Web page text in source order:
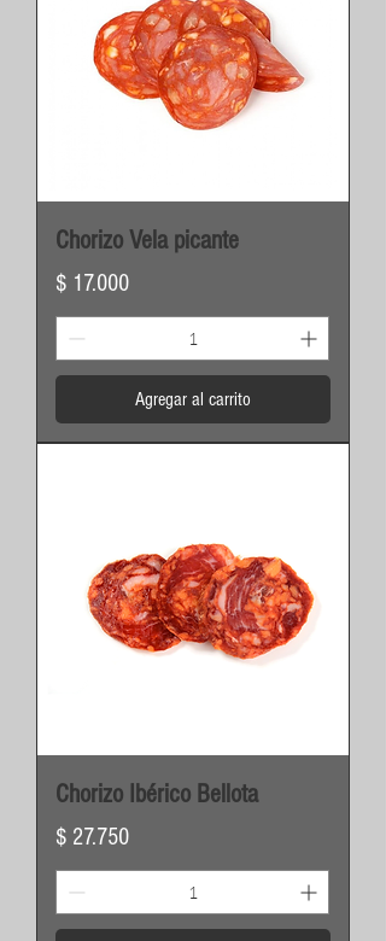
Chorizo Vela picante
Precio
$ 17.000
Agregar al carrito
Chorizo Ibérico Bellota
Precio
$ 27.750